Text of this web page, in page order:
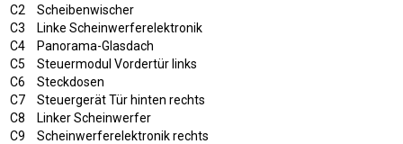
C2
Scheibenwischer
C3
Linke Scheinwerferelektronik
C4
Panorama-Glasdach
C5
Steuermodul Vordertür links
C6
Steckdosen
C7
Steuergerät Tür hinten rechts
C8
Linker Scheinwerfer
C9
Scheinwerferelektronik rechts